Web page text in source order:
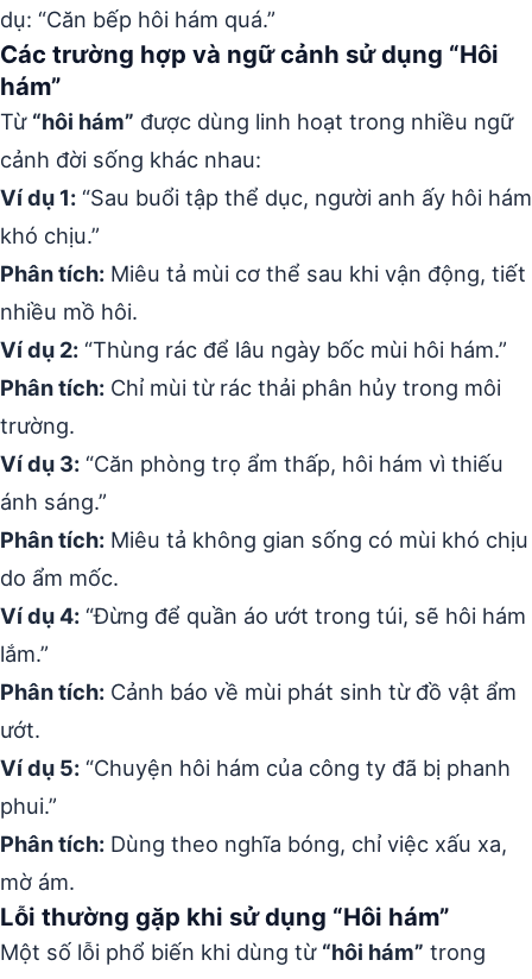
dụ: “Căn bếp hôi hám quá.”
Các trường hợp và ngữ cảnh sử dụng “Hôi
hám”
Từ “hôi hám” được dùng linh hoạt trong nhiều ngữ
cảnh đời sống khác nhau:
Ví dụ 1: “Sau buổi tập thể dục, người anh ấy hôi hám
khó chịu.”
Phân tích: Miêu tả mùi cơ thể sau khi vận động, tiết
nhiều mồ hôi.
Ví dụ 2: “Thùng rác để lâu ngày bốc mùi hôi hám.”
Phân tích: Chỉ mùi từ rác thải phân hủy trong môi
trường.
Ví dụ 3: “Căn phòng trọ ẩm thấp, hôi hám vì thiếu
ánh sáng.”
Phân tích: Miêu tả không gian sống có mùi khó chịu
do ẩm mốc.
Ví dụ 4: “Đừng để quần áo ướt trong túi, sẽ hôi hám
lắm.”
Phân tích: Cảnh báo về mùi phát sinh từ đồ vật ẩm
ướt.
Ví dụ 5: “Chuyện hôi hám của công ty đã bị phanh
phui.”
Phân tích: Dùng theo nghĩa bóng, chỉ việc xấu xa,
mờ ám.
Lỗi thường gặp khi sử dụng “Hôi hám”
Một số lỗi phổ biến khi dùng từ “hôi hám” trong